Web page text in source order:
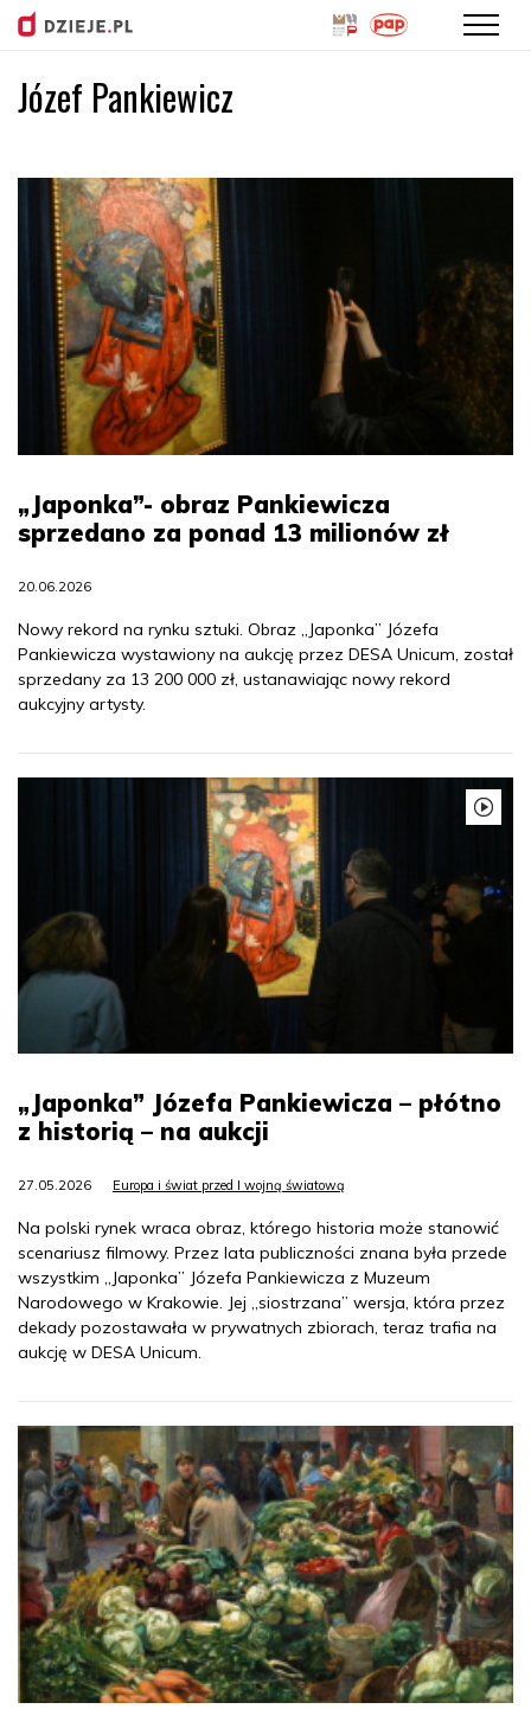
Józef Pankiewicz
„Japonka”- obraz Pankiewicza
sprzedano za ponad 13 milionów zł
20.06.2026
Nowy rekord na rynku sztuki. Obraz „Japonka” Józefa
Pankiewicza wystawiony na aukcję przez DESA Unicum, został
sprzedany za 13 200 000 zł, ustanawiając nowy rekord
aukcyjny artysty.
„Japonka” Józefa Pankiewicza – płótno
z historią – na aukcji
27.05.2026 Europa i świat przed I wojną światową
Na polski rynek wraca obraz, którego historia może stanowić
scenariusz filmowy. Przez lata publiczności znana była przede
wszystkim „Japonka” Józefa Pankiewicza z Muzeum
Narodowego w Krakowie. Jej „siostrzana” wersja, która przez
dekady pozostawała w prywatnych zbiorach, teraz trafia na
aukcję w DESA Unicum.